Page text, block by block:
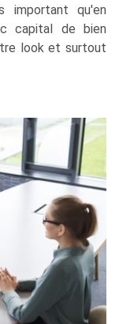
important qu'en
capital de bien
look et surtout